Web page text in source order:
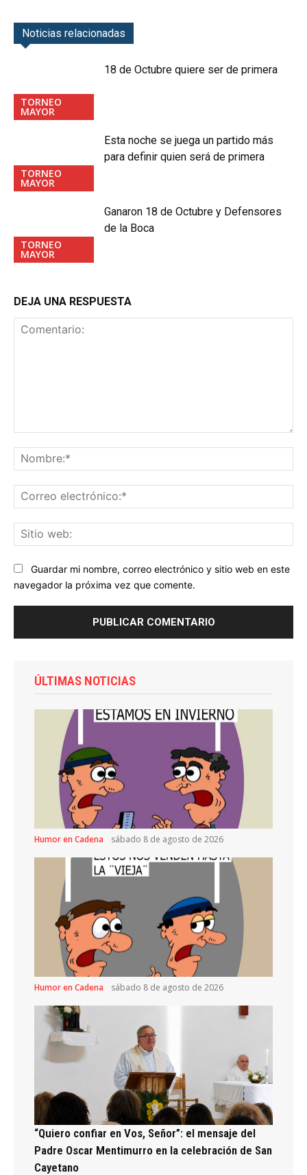
Noticias relacionadas
TORNEO
MAYOR
18 de Octubre quiere ser de primera
TORNEO
MAYOR
Esta noche se juega un partido más
para definir quien será de primera
TORNEO
MAYOR
Ganaron 18 de Octubre y Defensores
de la Boca
DEJA UNA RESPUESTA
Guardar mi nombre, correo electrónico y sitio web en este
navegador la próxima vez que comente.
ÚLTIMAS NOTICIAS
Humor en Cadena sábado 8 de agosto de 2026
Humor en Cadena sábado 8 de agosto de 2026
“Quiero confiar en Vos, Señor”: el mensaje del
Padre Oscar Mentimurro en la celebración de San
Cayetano